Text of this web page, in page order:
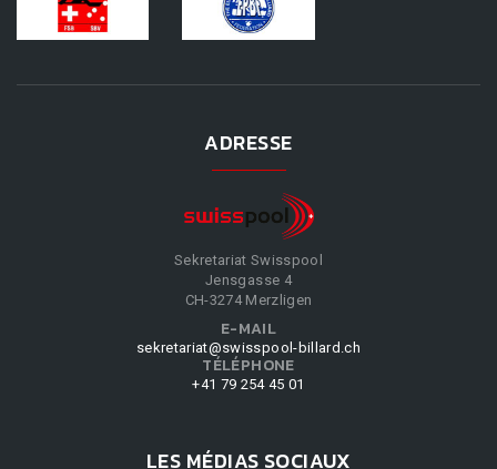
ADRESSE
Sekretariat Swisspool
Jensgasse 4
CH-3274 Merzligen
E-MAIL
sekretariat@swisspool-billard.ch
TÉLÉPHONE
+41 79 254 45 01
LES MÉDIAS SOCIAUX